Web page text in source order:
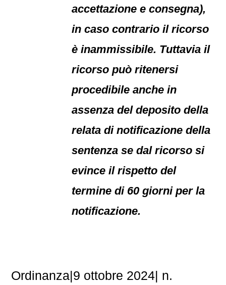
accettazione e consegna),
in caso contrario il ricorso
è inammissibile. Tuttavia il
ricorso può ritenersi
procedibile anche in
assenza del deposito della
relata di notificazione della
sentenza se dal ricorso si
evince il rispetto del
termine di 60 giorni per la
notificazione.
Ordinanza|9 ottobre 2024| n.